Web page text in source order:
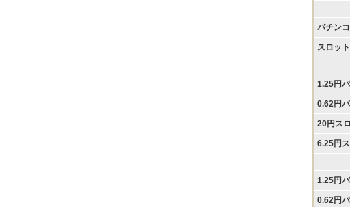
パチンコ
スロット
1.25円
0.62円
20円ス
6.25円
1.25円
0.62円